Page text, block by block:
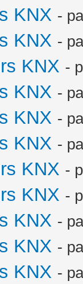
KNX -
KNX -
KNX -
KNX -
KNX -
KNX -
KNX -
KNX -
KNX -
KNX -
KNX -